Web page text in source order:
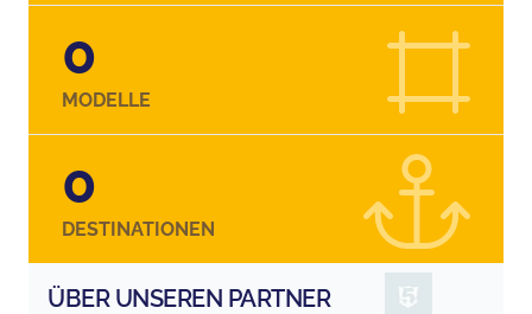
0
MODELLE
0
DESTINATIONEN
ÜBER UNSEREN PARTNER